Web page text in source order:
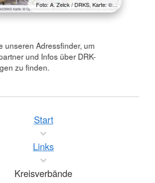
Foto: A. Zelck / DRKS, Karte: ©…
unseren Adressfinder, um
und Infos über DRK-
zu finden.
Start
Links
Kreisverbände